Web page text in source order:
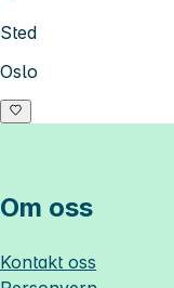
Sted
Oslo
Om oss
Kontakt oss